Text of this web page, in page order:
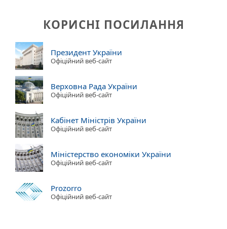
КОРИСНІ ПОСИЛАННЯ
Президент України
Офіційний веб-сайт
Верховна Рада України
Офіційний веб-сайт
Кабінет Міністрів України
Офіційний веб-сайт
Міністерство економіки України
Офіційний веб-сайт
Prozorro
Офіційний веб-сайт